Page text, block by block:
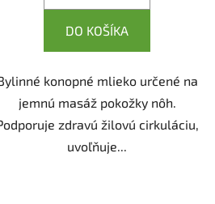
DO KOŠÍKA
konopné mlieko určené na
jemnú masáž pokožky nôh.
zdravú žilovú cirkuláciu,
uvoľňuje...